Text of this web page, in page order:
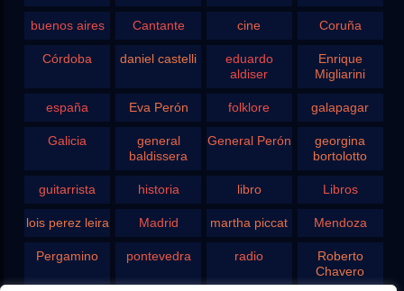
buenos aires Cantante cine Coruña
Córdoba daniel castelli
eduardo
aldiser
Enrique
Migliarini
españa Eva Perón folklore galapagar
Galicia
general
baldissera
General Perón
georgina
bortolotto
guitarrista historia libro Libros
lois perez leira Madrid martha piccat Mendoza
Pergamino pontevedra radio
Roberto
Chavero